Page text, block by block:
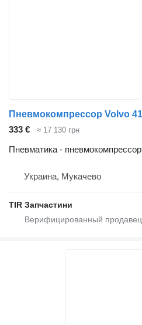
333 € ≈ 17 130 грн
Пневматика - пневмокомпрессор
Украина, Мукачево
TIR Запчастини